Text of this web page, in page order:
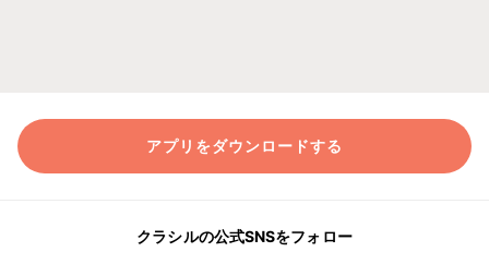
アプリをダウンロードする
クラシルの公式SNSをフォロー